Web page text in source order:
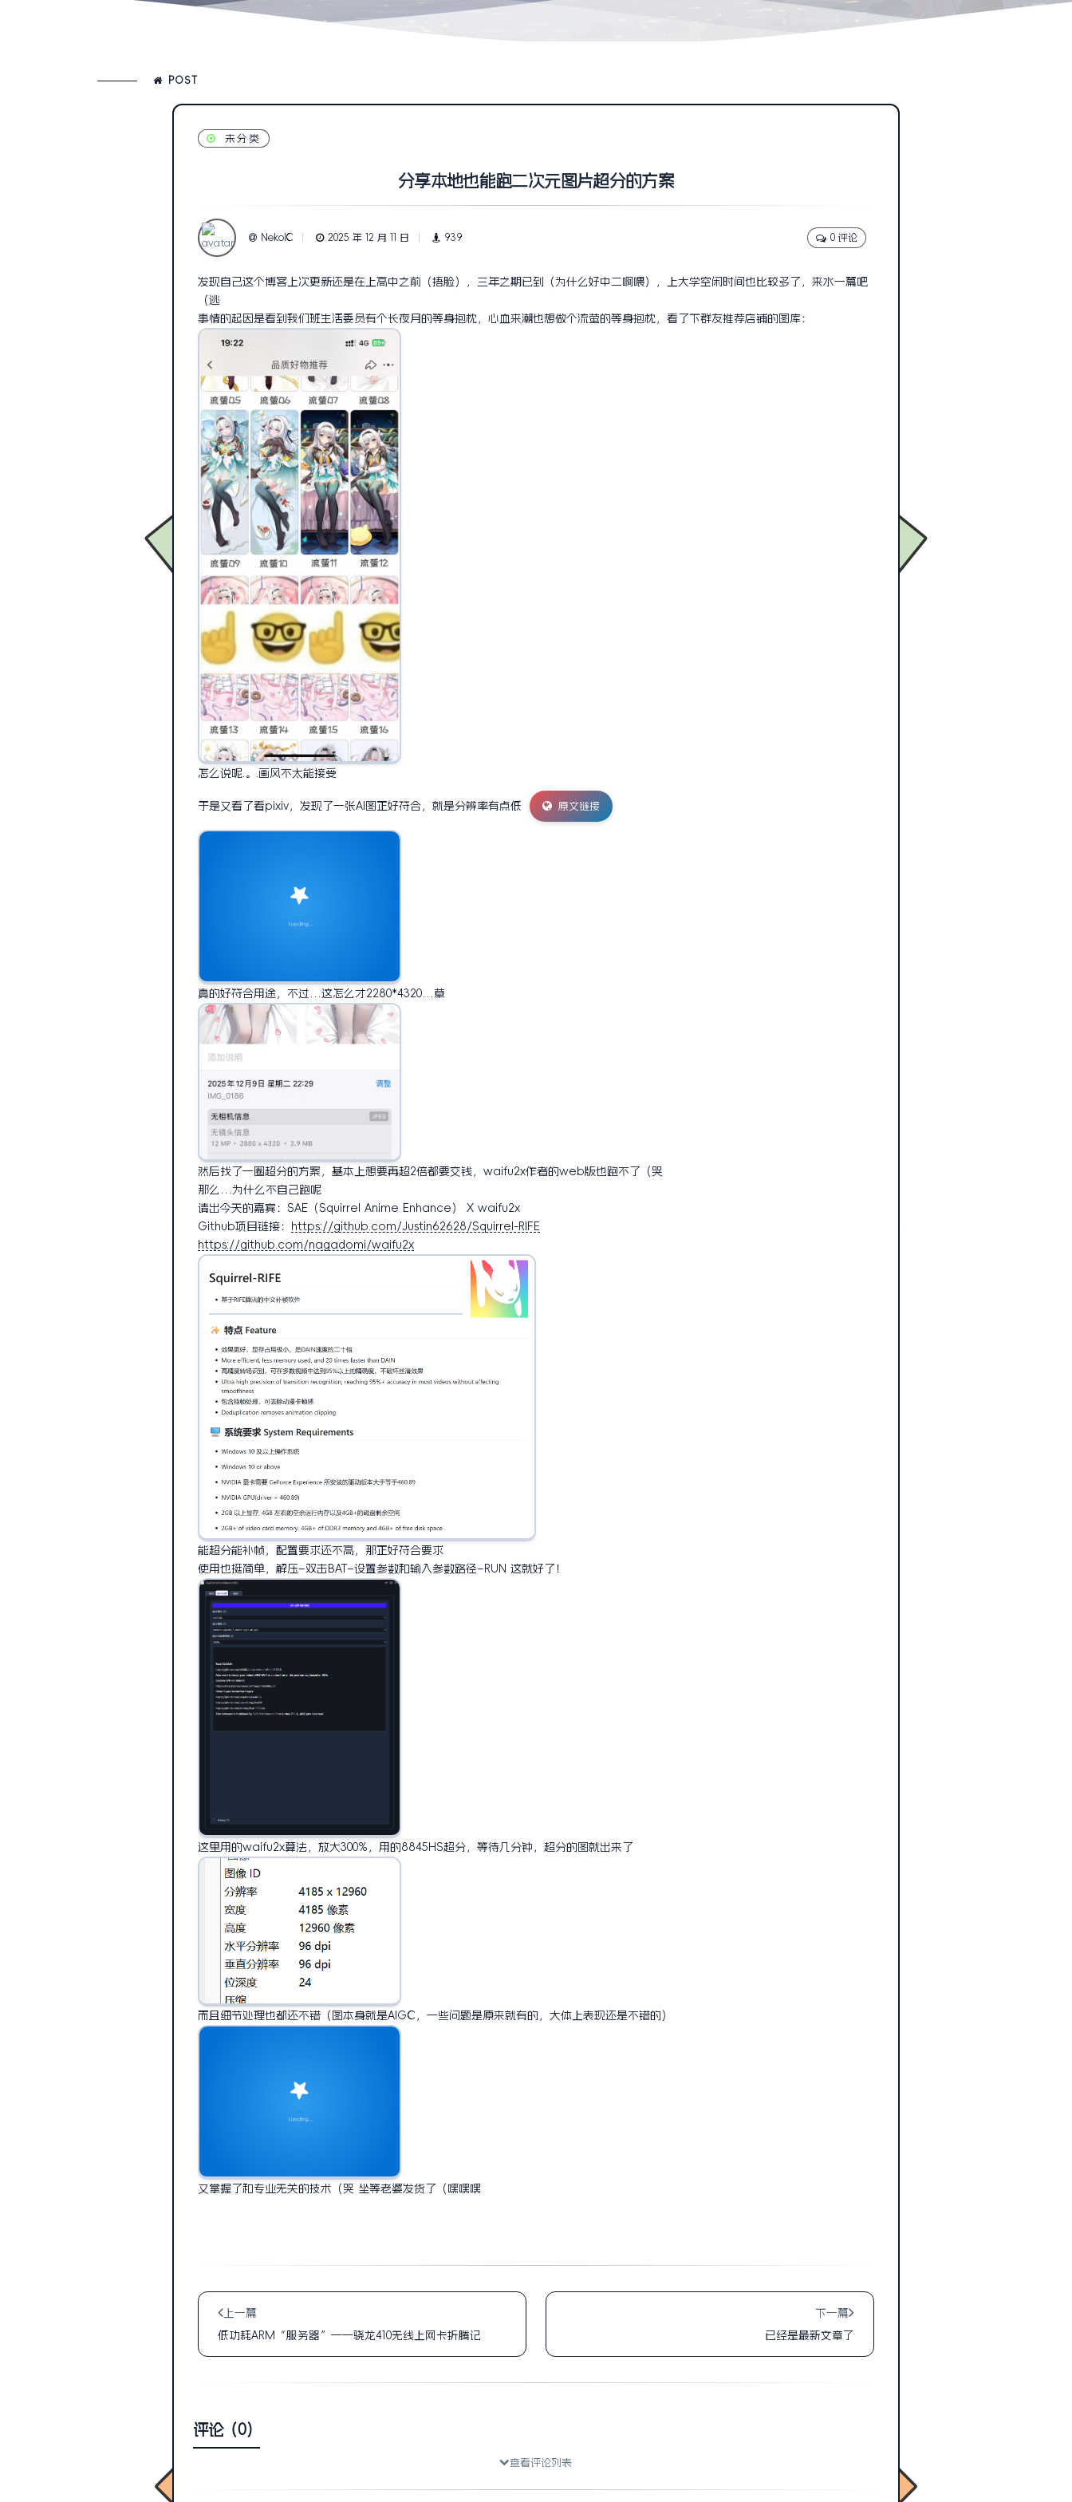
POST
未分类
分享本地也能跑二次元图片超分的方案
NekoIC 2025 年 12 月 11 日 939 0 评论
发现自己这个博客上次更新还是在上高中之前（捂脸），三年之期已到（为什么好中二啊喂），上大学空闲时间也比较多了，来水一篇吧
（逃
事情的起因是看到我们班生活委员有个长夜月的等身抱枕，心血来潮也想做个流萤的等身抱枕，看了下群友推荐店铺的图库：
怎么说呢.。.画风不太能接受
于是又看了看pixiv，发现了一张AI图正好符合，就是分辨率有点低 原文链接
真的好符合用途，不过…这怎么才2280*4320…草
然后找了一圈超分的方案，基本上想要再超2倍都要交钱，waifu2x作者的web版也跑不了（哭
那么…为什么不自己跑呢
请出今天的嘉宾：SAE（Squirrel Anime Enhance） X waifu2x
Github项目链接：
https://github.com/Justin62628/Squirrel-RIFE
https://github.com/nagadomi/waifu2x
能超分能补帧，配置要求还不高，那正好符合要求
使用也挺简单，解压–双击BAT–设置参数和输入参数路径–RUN 这就好了！
这里用的waifu2x算法，放大300%，用的8845HS超分，等待几分钟，超分的图就出来了
而且细节处理也都还不错（图本身就是AIGC，一些问题是原来就有的，大体上表现还是不错的）
又掌握了和专业无关的技术（哭 坐等老婆发货了（嘿嘿嘿
上一篇
低功耗ARM“服务器”——骁龙410无线上网卡折腾记
下一篇
已经是最新文章了
评论（0）
查看评论列表